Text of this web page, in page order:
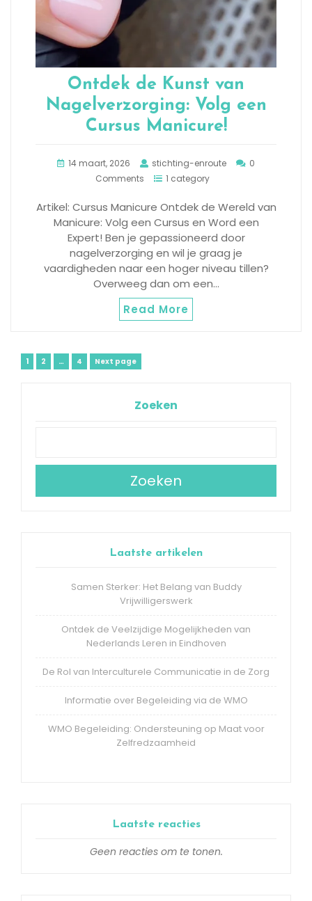
Ontdek de Kunst van
Nagelverzorging: Volg een
Cursus Manicure!
14 maart, 2026 stichting-enroute
0
Comments
1 category
Artikel: Cursus Manicure Ontdek de Wereld van
Manicure: Volg een Cursus en Word een
Expert! Ben je gepassioneerd door
nagelverzorging en wil je graag je
vaardigheden naar een hoger niveau tillen?
Overweeg dan om een…
Read More
Berichtnavigatie
Page
1 Page
2 … Page
4 Next page
Zoeken
Zoeken
Laatste artikelen
Samen Sterker: Het Belang van Buddy
Vrijwilligerswerk
Ontdek de Veelzijdige Mogelijkheden van
Nederlands Leren in Eindhoven
De Rol van Interculturele Communicatie in de Zorg
Informatie over Begeleiding via de WMO
WMO Begeleiding: Ondersteuning op Maat voor
Zelfredzaamheid
Laatste reacties
Geen reacties om te tonen.